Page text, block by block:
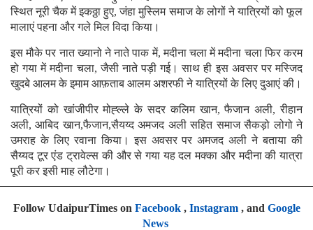
स्थित नूरी चैक में इकठ्ठा हुए, जंहा मुस्लिम समाज के लोगों ने यात्रियों को फूल
मालाएं पहना और गले मिल विदा किया।
इस मौके पर नात ख्यानो ने नाते पाक में, मदीना चला में मदीना चला फिर करम
हो गया में मदीना चला, जैसी नाते पड़ी गई। साथ ही इस अवसर पर मस्जिद
खुदबे आलम के इमाम आफ़ताब आलम अशरफी ने यात्रियों के लिए दुआएं की।
यात्रियों को खांजीपीर मोह्ल्ले के सदर कलिम खान, फैजान अली, रीहान
अली, आबिद खान,फैजान,सैयय्द अमजद अली सहित समाज सैकड़ो लोगो ने
उमराह के लिए रवाना किया। इस अवसर पर अमजद अली ने बताया की
सैय्यद टूर एंड ट्रावेल्स की और से गया यह दल मक्का और मदीना की यात्रा
पूरी कर इसी माह लौटेगा।
Follow UdaipurTimes on Facebook, Instagram, and Google
News